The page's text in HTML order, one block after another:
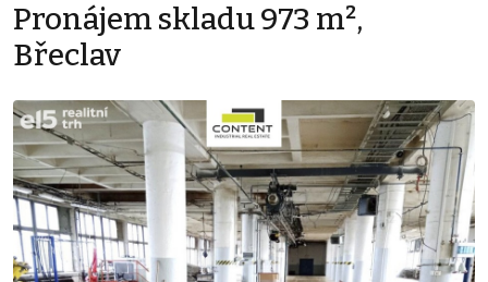
Pronájem skladu 973 m²,
Břeclav